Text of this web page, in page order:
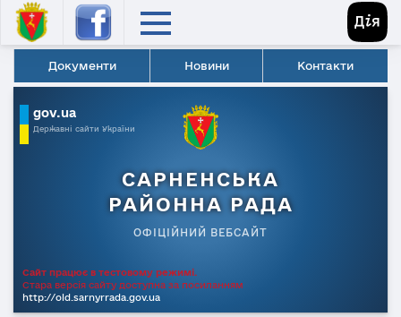
Документи Новини Контакти
gov.ua
Державні сайти України
САРНЕНСЬКА
РАЙОННА РАДА
ОФІЦІЙНИЙ ВЕБСАЙТ
Сайт працює в тестовому режимі.
Стара версія сайту доступна за посиланням
http://old.sarnyrrada.gov.ua